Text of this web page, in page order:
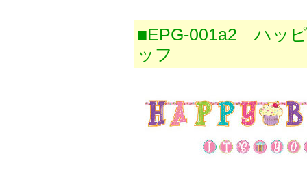
■EPG-001a2 ハッ
ッフ